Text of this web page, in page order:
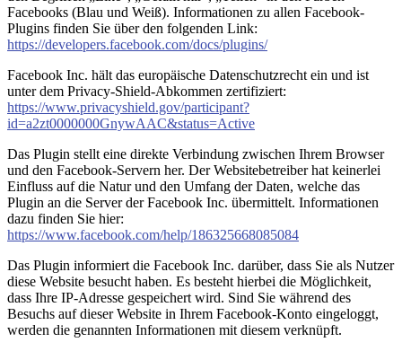
Facebooks (Blau und Weiß). Informationen zu allen Facebook-
Plugins finden Sie über den folgenden Link:
https://developers.facebook.com/docs/plugins/
Facebook Inc. hält das europäische Datenschutzrecht ein und ist
unter dem Privacy-Shield-Abkommen zertifiziert:
https://www.privacyshield.gov/participant?
id=a2zt0000000GnywAAC&status=Active
Das Plugin stellt eine direkte Verbindung zwischen Ihrem Browser
und den Facebook-Servern her. Der Websitebetreiber hat keinerlei
Einfluss auf die Natur und den Umfang der Daten, welche das
Plugin an die Server der Facebook Inc. übermittelt. Informationen
dazu finden Sie hier:
https://www.facebook.com/help/186325668085084
Das Plugin informiert die Facebook Inc. darüber, dass Sie als Nutzer
diese Website besucht haben. Es besteht hierbei die Möglichkeit,
dass Ihre IP-Adresse gespeichert wird. Sind Sie während des
Besuchs auf dieser Website in Ihrem Facebook-Konto eingeloggt,
werden die genannten Informationen mit diesem verknüpft.